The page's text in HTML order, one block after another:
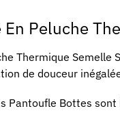
Peluche
Thermique
de douceur
Pantoufle Bottes